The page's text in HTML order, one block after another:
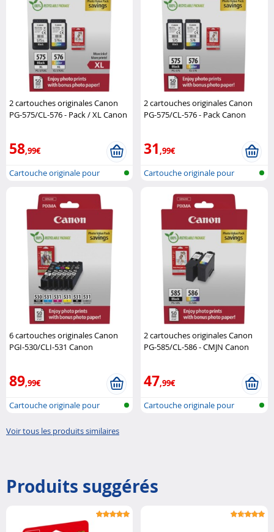
2 cartouches originales Canon
PG-575/CL-576 - Pack / XL Canon
58,99€
Cartouche originale pour
2 cartouches originales Canon
PG-575/CL-576 - Pack Canon
31,99€
Cartouche originale pour
6 cartouches originales Canon
PGI-530/CLI-531 Canon
89,99€
Cartouche originale pour
2 cartouches originales Canon
PG-585/CL-586 - CMJN Canon
47,99€
Cartouche originale pour
Voir tous les produits similaires
Produits suggérés